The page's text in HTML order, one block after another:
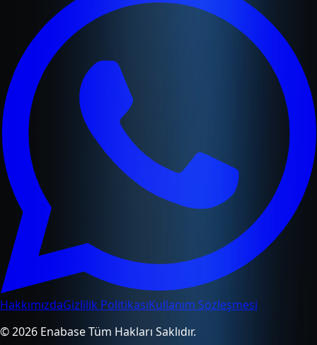
HakkımızdaGizlilik PolitikasıKullanım Sözleşmesi
© 2026 Enabase Tüm Hakları Saklıdır.